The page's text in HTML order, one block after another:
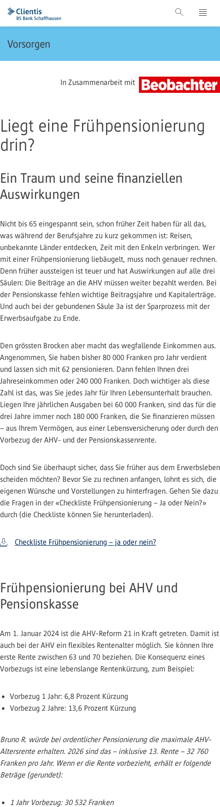
Vorsorgen
In Zusammenarbeit mit
Liegt eine Frühpensionierung
drin?
Ein Traum und seine finanziellen
Auswirkungen
Nicht bis 65 eingespannt sein, schon früher Zeit haben für all das,
was während der Berufsjahre zu kurz gekommen ist: Reisen,
unbekannte Länder entdecken, Zeit mit den Enkeln verbringen. Wer
mit einer Frühpensionierung liebäugelt, muss noch genauer rechnen.
Denn früher aussteigen ist teuer und hat Auswirkungen auf alle drei
Säulen: Die Beiträge an die AHV müssen weiter bezahlt werden. Bei
der Pensionskasse fehlen wichtige Beitragsjahre und Kapitalerträge.
Und auch bei der gebundenen Säule 3a ist der Sparprozess mit der
Erwerbsaufgabe zu Ende.
Den grössten Brocken aber macht das wegfallende Einkommen aus.
Angenommen, Sie haben bisher 80 000 Franken pro Jahr verdient
und lassen sich mit 62 pensionieren. Dann fehlen Ihnen drei
Jahreseinkommen oder 240 000 Franken. Doch wichtiger als diese
Zahl ist das, was Sie jedes Jahr für Ihren Lebensunterhalt brauchen.
Liegen Ihre jährlichen Ausgaben bei 60 000 Franken, sind das für die
drei Jahre immer noch 180 000 Franken, die Sie finanzieren müssen
– aus Ihrem Vermögen, aus einer Lebensversicherung oder durch den
Vorbezug der AHV- und der Pensionskassenrente.
Doch sind Sie überhaupt sicher, dass Sie früher aus dem Erwerbsleben
scheiden möchten? Bevor Sie zu rechnen anfangen, lohnt es sich, die
eigenen Wünsche und Vorstellungen zu hinterfragen. Gehen Sie dazu
die Fragen in der «Checkliste Frühpensionierung – Ja oder Nein?»
durch (die Checkliste können Sie herunterladen).
Checkliste Frühpensionierung – ja oder nein?
Frühpensionierung bei AHV und
Pensionskasse
Am 1. Januar 2024 ist die AHV-Reform 21 in Kraft getreten. Damit ist
auch bei der AHV ein flexibles Rentenalter möglich. Sie können Ihre
erste Rente zwischen 63 und 70 beziehen. Die Konsequenz eines
Vorbezugs ist eine lebenslange Rentenkürzung, zum Beispiel:
Vorbezug 1 Jahr: 6,8 Prozent Kürzung
Vorbezug 2 Jahre: 13,6 Prozent Kürzung
Bruno R. würde bei ordentlicher Pensionierung die maximale AHV-
Altersrente erhalten. 2026 sind das – inklusive 13. Rente – 32 760
Franken pro Jahr. Wenn er die Rente vorbezieht, erhält er folgende
Beträge (gerundet):
1 Jahr Vorbezug: 30 532 Franken